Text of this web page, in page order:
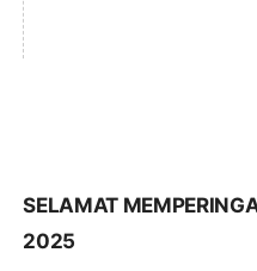
SELAMAT
2025